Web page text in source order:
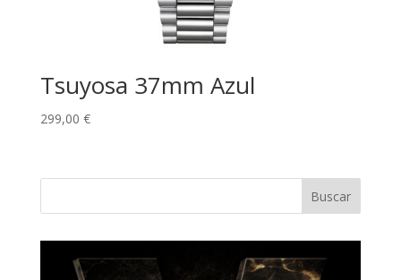
Tsuyosa 37mm Azul
299,00 €
Buscar